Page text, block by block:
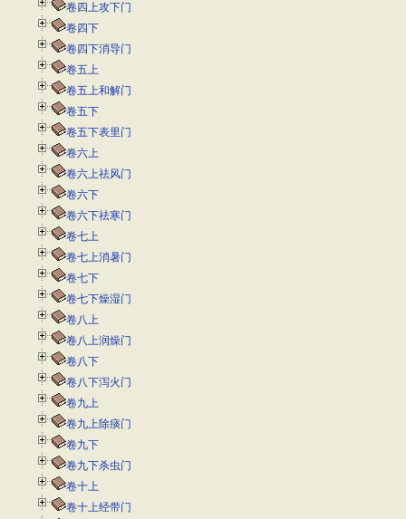
卷四上攻下门
卷四下
卷四下消导门
卷五上
卷五上和解门
卷五下
卷五下表里门
卷六上
卷六上祛风门
卷六下
卷六下祛寒门
卷七上
卷七上消暑门
卷七下
卷七下燥湿门
卷八上
卷八上润燥门
卷八下
卷八下泻火门
卷九上
卷九上除痰门
卷九下
卷九下杀虫门
卷十上
卷十上经带门